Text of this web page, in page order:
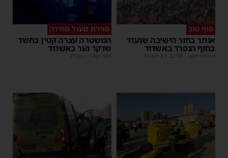
סוף טוב
אותר בחור הישיבה שנעדר
בחוף הנפרד באשדוד
מנחם דויטש 22:08
סגירת מעגל מהירה
המשטרה עצרה קטין בחשד
שדקר נער באשדוד
משה קאהן 21:59